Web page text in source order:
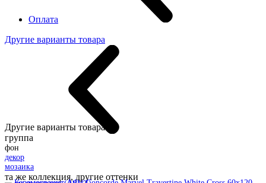
Оплата
Другие варианты товара
Другие варианты товара:
группа
фон
декор
мозаика
та же коллекция, другие оттенки